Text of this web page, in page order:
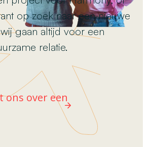
op zoek naar een nieuwe
gaan altijd voor een
relatie.
ons over een